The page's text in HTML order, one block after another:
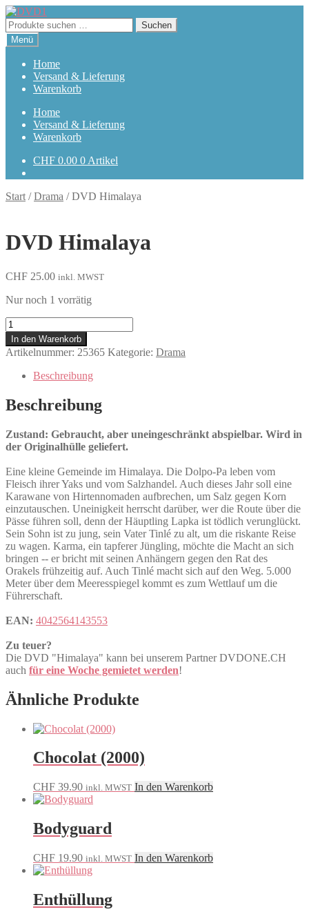
Zur
Navigation
springen
Zum
Inhalt
springen
Suchen
nach:
Suchen
Menü
Home
Versand & Lieferung
Warenkorb
Home
Versand & Lieferung
Warenkorb
CHF 0.00 0 Artikel
Start /Drama /DVD Himalaya
DVD Himalaya
CHF 25.00 inkl. MWST
Nur noch 1 vorrätig
Himalaya
Menge
In den Warenkorb
Artikelnummer: 25365 Kategorie: Drama
Beschreibung
Beschreibung
Zustand: Gebraucht, aber uneingeschränkt abspielbar. Wird in
der Originalhülle geliefert.
Eine kleine Gemeinde im Himalaya. Die Dolpo-Pa leben vom
Fleisch ihrer Yaks und vom Salzhandel. Auch dieses Jahr soll eine
Karawane von Hirtennomaden aufbrechen, um Salz gegen Korn
einzutauschen. Uneinigkeit herrscht darüber, wer die Route über die
Pässe führen soll, denn der Häuptling Lapka ist tödlich verunglückt.
Sein Sohn ist zu jung, sein Vater Tinlé zu alt, um die riskante Reise
zu wagen. Karma, ein tapferer Jüngling, möchte die Macht an sich
bringen -- er bricht mit seinen Anhängern gegen den Rat des
Orakels frühzeitig auf. Auch Tinlé macht sich auf den Weg. 5.000
Meter über dem Meeresspiegel kommt es zum Wettlauf um die
Führerschaft.
EAN: 4042564143553
Zu teuer?
Die DVD "Himalaya" kann bei unserem Partner DVDONE.CH
auch für eine Woche gemietet werden!
Ähnliche Produkte
Chocolat (2000)
CHF 39.90 inkl. MWST In den Warenkorb
Bodyguard
CHF 19.90 inkl. MWST In den Warenkorb
Enthüllung